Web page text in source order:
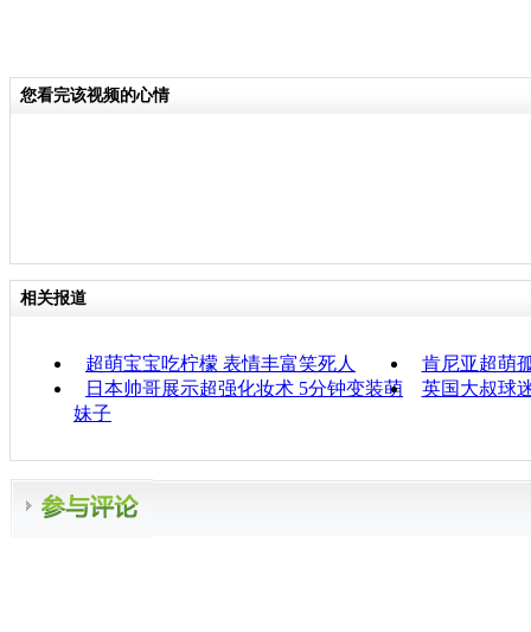
您看完该视频的心情
相关报道
超萌宝宝吃柠檬 表情丰富笑死人
肯尼亚超萌
日本帅哥展示超强化妆术 5分钟变装萌
妹子
英国大叔球